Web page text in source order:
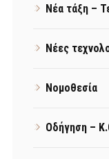
Νέα τάξη –
Νέες
Νομοθεσία
Οδήγηση –